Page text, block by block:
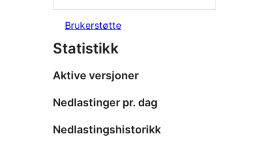
Brukerstøtte
Statistikk
Aktive versjoner
Nedlastinger pr. dag
Nedlastingshistorikk